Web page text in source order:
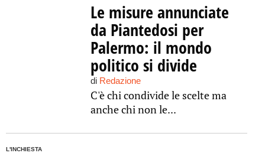
Le misure annunciate
da Piantedosi per
Palermo: il mondo
politico si divide
di Redazione
C'è chi condivide le scelte ma
anche chi non le...
L'INCHIESTA